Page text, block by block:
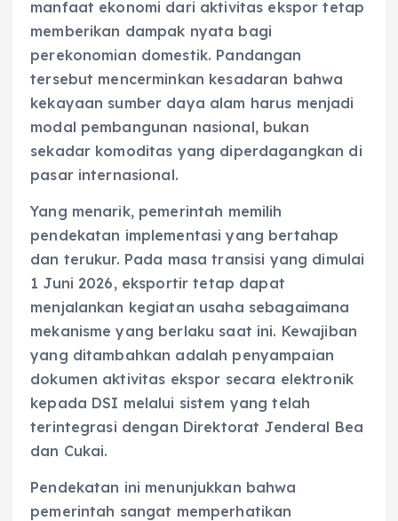
manfaat ekonomi dari aktivitas ekspor tetap
memberikan dampak nyata bagi
perekonomian domestik. Pandangan
tersebut mencerminkan kesadaran bahwa
kekayaan sumber daya alam harus menjadi
modal pembangunan nasional, bukan
sekadar komoditas yang diperdagangkan di
pasar internasional.
Yang menarik, pemerintah memilih
pendekatan implementasi yang bertahap
dan terukur. Pada masa transisi yang dimulai
1 Juni 2026, eksportir tetap dapat
menjalankan kegiatan usaha sebagaimana
mekanisme yang berlaku saat ini. Kewajiban
yang ditambahkan adalah penyampaian
dokumen aktivitas ekspor secara elektronik
kepada DSI melalui sistem yang telah
terintegrasi dengan Direktorat Jenderal Bea
dan Cukai.
Pendekatan ini menunjukkan bahwa
pemerintah sangat memperhatikan